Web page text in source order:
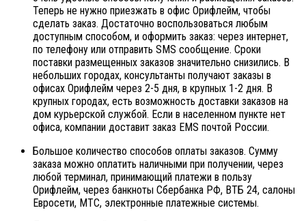
Теперь не нужно приезжать в офис Орифлейм, чтобы
сделать заказ. Достаточно воспользоваться любым
доступным способом, и оформить заказ: через интернет,
по телефону или отправить SMS сообщение. Сроки
поставки размещенных заказов значительно снизились. В
небольших городах, консультанты получают заказы в
офисах Орифлейм через 2-5 дня, в крупных 1-2 дня. В
крупных городах, есть возможность доставки заказов на
дом курьерской службой. Если в населенном пункте нет
офиса, компании доставит заказ EMS почтой России.
Большое количество способов оплаты заказов. Сумму
заказа можно оплатить наличными при получении, через
любой терминал, принимающий платежи в пользу
Орифлейм, через банкноты Сбербанка РФ, ВТБ 24, салоны
Евросети, МТС, электронные платежные системы.